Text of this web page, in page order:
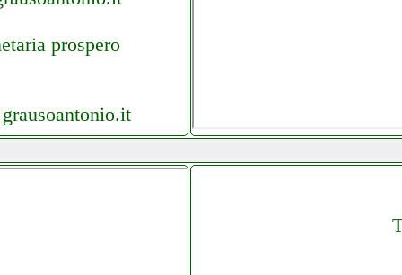
prospero
grausoantonio.it